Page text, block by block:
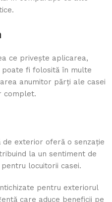
ce privește aplicarea,
poate fi folosită în multe
anumitor părți ale casei
complet.
de exterior oferă o senzație
la un sentiment de
locuitorii casei.
pentru exteriorul
care aduce beneficii pe